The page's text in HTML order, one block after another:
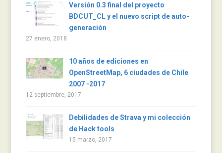
Versión 0.3 final del proyecto
BDCUT_CL y el nuevo script de auto-
generación
27 enero, 2018
10 años de ediciones en
OpenStreetMap, 6 ciudades de Chile
2007 -2017
12 septiembre, 2017
Debilidades de Strava y mi colección
de Hack tools
15 marzo, 2017